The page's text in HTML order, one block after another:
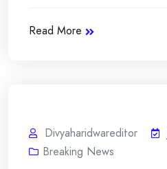
Read More
Divyaharidwareditor
Breaking News